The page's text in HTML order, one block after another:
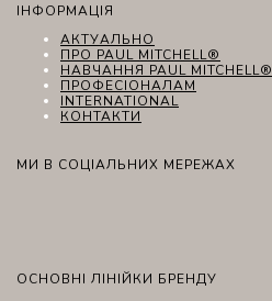
ІНФОРМАЦІЯ
АКТУАЛЬНО
ПРО PAUL MITCHELL®
НАВЧАННЯ PAUL MITCHELL®
ПРОФЕСІОНАЛАМ
INTERNATIONAL
КОНТАКТИ
МИ В СОЦІАЛЬНИХ МЕРЕЖАХ
ОСНОВНІ ЛІНІЙКИ БРЕНДУ